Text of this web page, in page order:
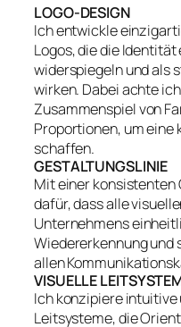
LOGO-DESIGN
Ich entwickle
Logos, die die
widerspiegeln und als
wirken. Dabei achte
Zusammenspiel von
Proportionen, um
schaffen.
GESTALTUNGSLINIE
Mit einer konsistenten
dafür, dass alle
Unternehmens
Wiedererkennung
allen
VISUELLE
Ich konzipiere
Leitsysteme, die